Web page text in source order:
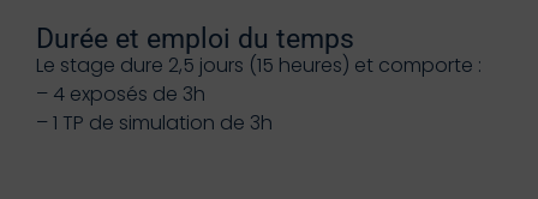
Durée et emploi du temps
Le stage dure 2,5 jours (15 heures) et comporte :
– 4 exposés de 3h
– 1 TP de simulation de 3h